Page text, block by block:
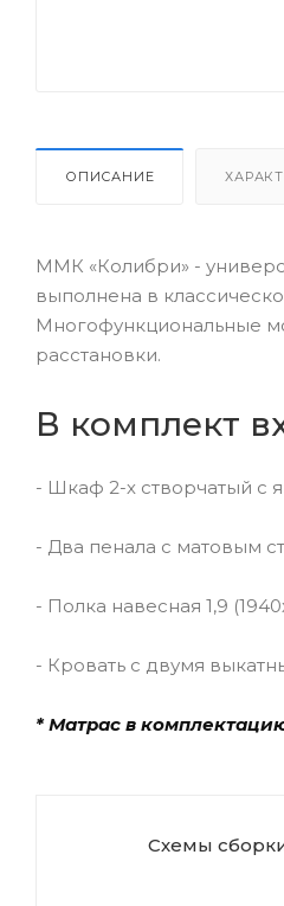
ОПИСАНИЕ
ММК «Колибри» -
выполнена в
Многофункциональные
расстановки.
В комплект
- Шкаф 2-х створчатый с
- Два пенала с матовым
- Полка навесная 1,9
- Кровать с двумя
* Матрас в
Схемы